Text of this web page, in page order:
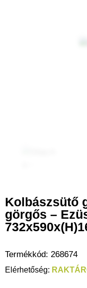
Kolbászsütő
görgős –
Termékkód: 268674